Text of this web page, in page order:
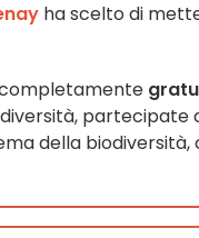
ha scelto di
partecipate
della biodiversità,